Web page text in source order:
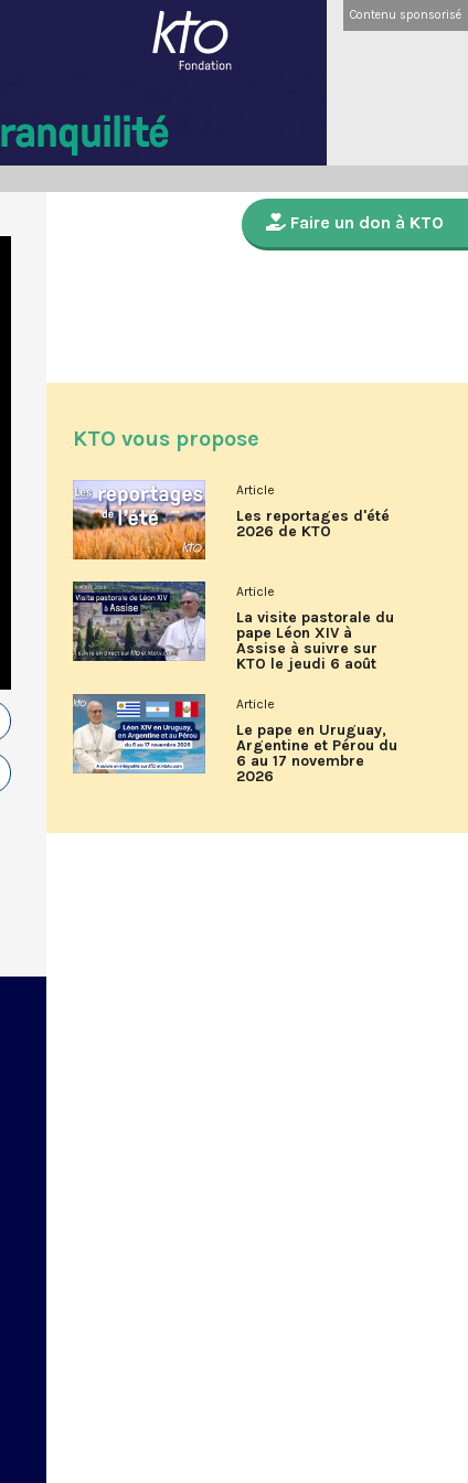
Contenu sponsorisé
Faire un don à KTO
KTO vous propose
Article
Les reportages d'été
2026 de KTO
Article
La visite pastorale du
pape Léon XIV à
Assise à suivre sur
KTO le jeudi 6 août
Article
Le pape en Uruguay,
Argentine et Pérou du
6 au 17 novembre
2026